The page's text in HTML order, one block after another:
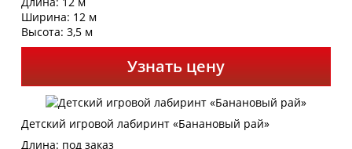
Ширина: 12 м
Высота: 3,5 м
Узнать цену
Детский игровой лабиринт «Банановый рай»
Длина: под заказ